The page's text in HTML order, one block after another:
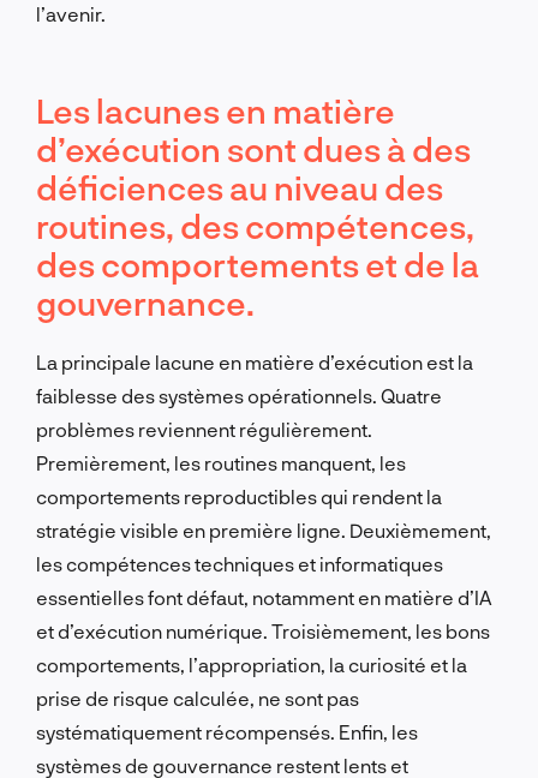
l’avenir.
Les lacunes en matière
d’exécution sont dues à des
déficiences au niveau des
routines, des compétences,
des comportements et de la
gouvernance.
La principale lacune en matière d’exécution est la
faiblesse des systèmes opérationnels. Quatre
problèmes reviennent régulièrement.
Premièrement, les routines manquent, les
comportements reproductibles qui rendent la
stratégie visible en première ligne. Deuxièmement,
les compétences techniques et informatiques
essentielles font défaut, notamment en matière d’IA
et d’exécution numérique. Troisièmement, les bons
comportements, l’appropriation, la curiosité et la
prise de risque calculée, ne sont pas
systématiquement récompensés. Enfin, les
systèmes de gouvernance restent lents et